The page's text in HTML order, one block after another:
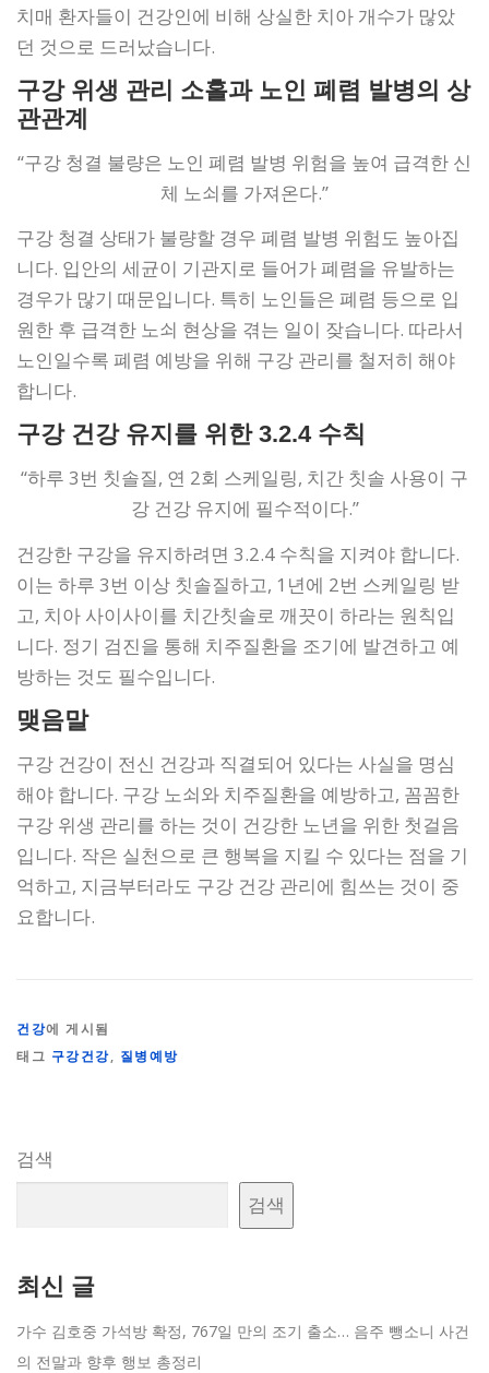
치매 환자들이 건강인에 비해 상실한 치아 개수가 많았
던 것으로 드러났습니다.
구강 위생 관리 소홀과 노인 폐렴 발병의 상
관관계
“구강 청결 불량은 노인 폐렴 발병 위험을 높여 급격한 신
체 노쇠를 가져온다.”
구강 청결 상태가 불량할 경우 폐렴 발병 위험도 높아집
니다. 입안의 세균이 기관지로 들어가 폐렴을 유발하는
경우가 많기 때문입니다. 특히 노인들은 폐렴 등으로 입
원한 후 급격한 노쇠 현상을 겪는 일이 잦습니다. 따라서
노인일수록 폐렴 예방을 위해 구강 관리를 철저히 해야
합니다.
구강 건강 유지를 위한 3.2.4 수칙
“하루 3번 칫솔질, 연 2회 스케일링, 치간 칫솔 사용이 구
강 건강 유지에 필수적이다.”
건강한 구강을 유지하려면 3.2.4 수칙을 지켜야 합니다.
이는 하루 3번 이상 칫솔질하고, 1년에 2번 스케일링 받
고, 치아 사이사이를 치간칫솔로 깨끗이 하라는 원칙입
니다. 정기 검진을 통해 치주질환을 조기에 발견하고 예
방하는 것도 필수입니다.
맺음말
구강 건강이 전신 건강과 직결되어 있다는 사실을 명심
해야 합니다. 구강 노쇠와 치주질환을 예방하고, 꼼꼼한
구강 위생 관리를 하는 것이 건강한 노년을 위한 첫걸음
입니다. 작은 실천으로 큰 행복을 지킬 수 있다는 점을 기
억하고, 지금부터라도 구강 건강 관리에 힘쓰는 것이 중
요합니다.
건강에 게시됨
태그 구강건강, 질병예방
검색
검색
최신 글
가수 김호중 가석방 확정, 767일 만의 조기 출소… 음주 뺑소니 사건
의 전말과 향후 행보 총정리